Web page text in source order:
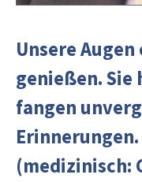
Unsere
genießen.
fangen
(medizinisch: